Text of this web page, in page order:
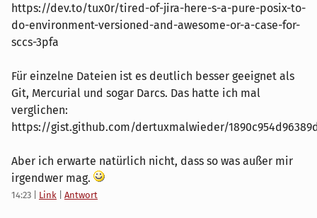
https://dev.to/tux0r/tired-of-jira-here-s-a-pure-posix-to-
do-environment-versioned-and-awesome-or-a-case-for-
sccs-3pfa
Für einzelne Dateien ist es deutlich besser geeignet als
Git, Mercurial und sogar Darcs. Das hatte ich mal
verglichen:
https://gist.github.com/dertuxmalwieder/
Aber ich erwarte natürlich nicht, dass so was außer mir
irgendwer mag.
14:23 Link Antwort